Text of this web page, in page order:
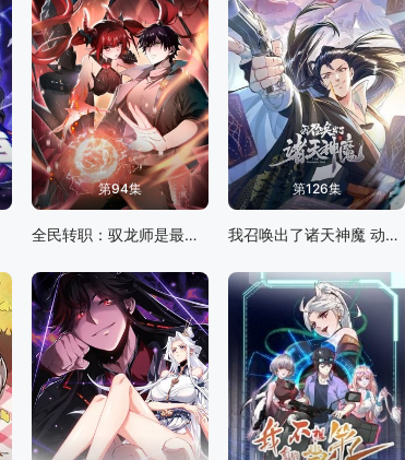
第94集
全民转职：驭龙师是最弱职业 动态漫画
第126集
我召唤出了诸天神魔 动态漫画 第一季